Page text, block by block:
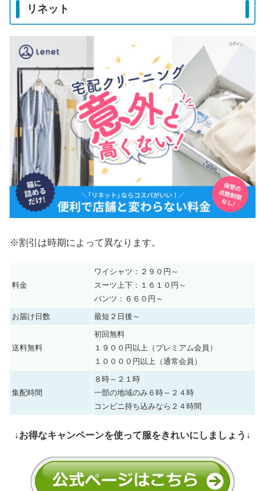
リネット
※割引は時期によって異なります。
料金
ワイシャツ：２９０円～
スーツ上下：１６１０円～
パンツ：６６０円～
お届け日数
最短２日後～
送料無料
初回無料
１９００円以上（プレミアム会員）
１００００円以上（通常会員）
集配時間
８時～２１時
一部の地域のみ６時～２４時
コンビニ持ち込みなら２４時間
↓お得なキャンペーンを使って服をきれいにしましょう↓